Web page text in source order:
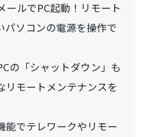
ールでPC起動！リモート
パソコンの電源を操作で
の「シャットダウン」も
リモートメンテナンスを
能でテレワークやリモー